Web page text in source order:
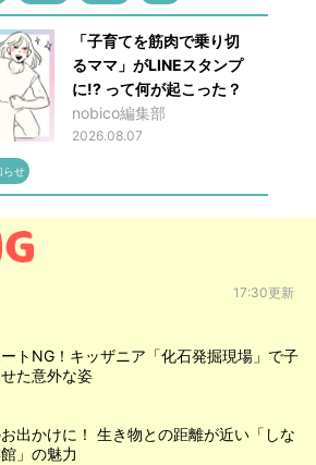
「子育てを筋肉で乗り切
るママ」がLINEスタンプ
に!? って何が起こった？
nobico編集部
2026.08.07
らせ
17:30更新
トNG！キッザニア「化石発掘現場」で子
た意外な姿
出かけに！ 生き物との距離が近い「しな
」の魅力